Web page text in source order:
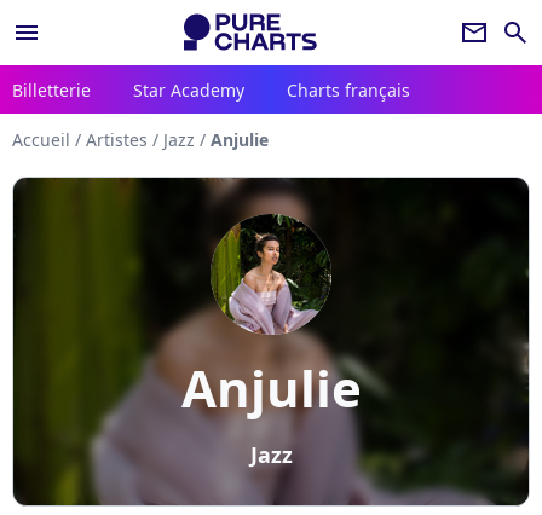
menu newsletter search
Billetterie Star Academy Charts français
Accueil / Artistes / Jazz / Anjulie
Anjulie
Jazz